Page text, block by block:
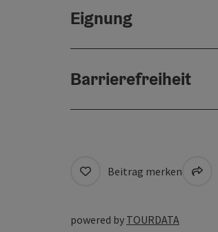
Eignung
Barrierefreiheit
Beitrag merken
powered by TOURDATA